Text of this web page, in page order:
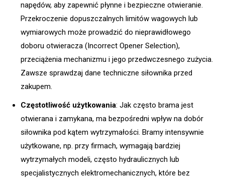
napędów, aby zapewnić płynne i bezpieczne otwieranie.
Przekroczenie dopuszczalnych limitów wagowych lub
wymiarowych może prowadzić do nieprawidłowego
doboru otwieracza (Incorrect Opener Selection),
przeciążenia mechanizmu i jego przedwczesnego zużycia.
Zawsze sprawdzaj dane techniczne siłownika przed
zakupem.
Częstotliwość użytkowania: Jak często brama jest
otwierana i zamykana, ma bezpośredni wpływ na dobór
siłownika pod kątem wytrzymałości. Bramy intensywnie
użytkowane, np. przy firmach, wymagają bardziej
wytrzymałych modeli, często hydraulicznych lub
specjalistycznych elektromechanicznych, które bez